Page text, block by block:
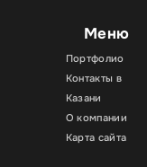
Меню
Портфолио
Контакты в
Казани
О компании
Карта сайта